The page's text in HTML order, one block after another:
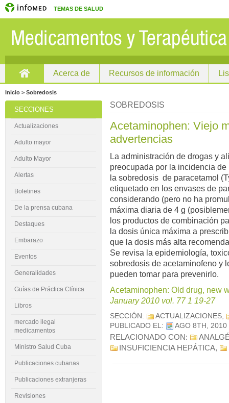
TEMAS DE SALUD
Acerca de Recursos de información
Inicio > Sobredosis
SOBREDOSIS
Acetaminophen: Viejo
advertencias
La administración de drogas y
preocupada por la incidencia
la sobredosis de paracetamol
etiquetado en los envases de
considerando (pero no ha
máxima diaria de 4 g
los productos de combinación
la dosis única máxima a
que la dosis más alta
Se revisa la epidemiología,
sobredosis de acetaminofeno y
pueden tomar para prevenirlo.
Acetaminophen: Old drug, new
January 2010 vol. 77 1 19-27
SECCIÓN: ACTUALIZACIONES,
PUBLICADO EL:
AGO 8TH, 2010
RELACIONADO CON:
INSUFICIENCIA HEPÁTICA,
SECCIONES
Actualizaciones
Adulto mayor
Adulto Mayor
Alertas
Boletines
De la prensa cubana
Destaques
Embarazo
Eventos
Generalidades
Guías de Práctica Clínica
Libros
mercado ilegal
medicamentos
Ministro Salud Cuba
Publicaciones cubanas
Publicaciones extranjeras
Revisiones